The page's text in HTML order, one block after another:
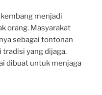
menjadi
orang. Masyarakat
sebagai tontonan
tradisi yang dijaga.
dibuat untuk menjaga